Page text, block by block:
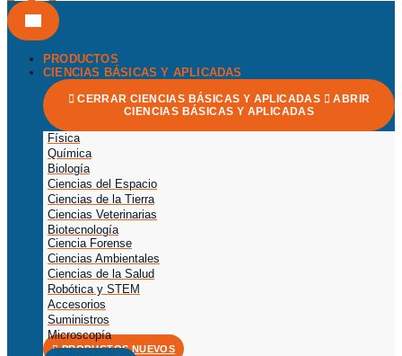
PRODUCTOS
CIENCIAS BÁSICAS Y APLICADAS
CERRAR CIENCIAS BÁSICAS Y APLICADAS
ABRIR
CIENCIAS BÁSICAS Y APLICADAS
Física
Química
Biología
Ciencias del Espacio
Ciencias de la Tierra
Ciencias Veterinarias
Biotecnología
Ciencia Forense
Ciencias Ambientales
Ciencias de la Salud
Robótica y STEM
Accesorios
Suministros
Microscopía
PRODUCTOS NUEVOS